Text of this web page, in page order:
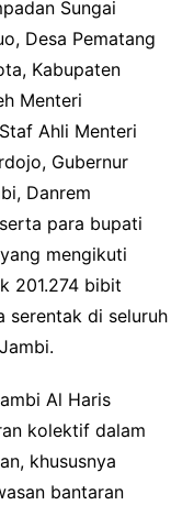
Sungai
Desa Pematang
Kabupaten
Menteri
Ahli Menteri
Gubernur
Danrem
para bupati
mengikuti
201.274 bibit
serentak di seluruh
Al Haris
kolektif dalam
khususnya
bantaran